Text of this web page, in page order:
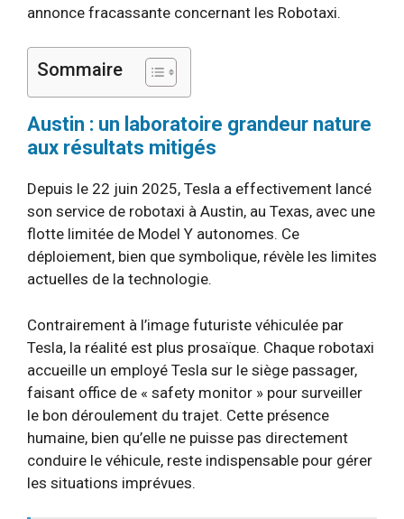
annonce fracassante concernant les Robotaxi.
Sommaire
Austin : un laboratoire grandeur nature
aux résultats mitigés
Depuis le 22 juin 2025, Tesla a effectivement lancé
son service de robotaxi à Austin, au Texas, avec une
flotte limitée de Model Y autonomes. Ce
déploiement, bien que symbolique, révèle les limites
actuelles de la technologie.
Contrairement à l’image futuriste véhiculée par
Tesla, la réalité est plus prosaïque. Chaque robotaxi
accueille un employé Tesla sur le siège passager,
faisant office de « safety monitor » pour surveiller
le bon déroulement du trajet. Cette présence
humaine, bien qu’elle ne puisse pas directement
conduire le véhicule, reste indispensable pour gérer
les situations imprévues.